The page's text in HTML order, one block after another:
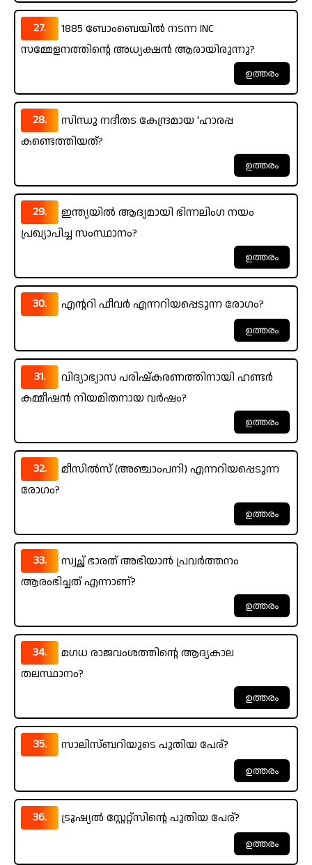
27.
1885 ബോംബെയിൽ നടന്ന INC
സമ്മേളനത്തിന്റെ അധ്യക്ഷൻ ആരായിരുന്നു?
28.
സിന്ധു നദീതട കേന്ദ്രമായ 'ഹാരപ്പ
കണ്ടെത്തിയത്?
29.
ഇന്ത്യയിൽ ആദ്യമായി ഭിന്നലിംഗ നയം
പ്രഖ്യാപിച്ച സംസ്ഥാനം?
30. എന്ററി ഫീവർ എന്നറിയപ്പെടുന്ന രോഗം?
31.
വിദ്യാഭ്യാസ പരിഷ്‌കരണത്തിനായി ഹണ്ടർ
കമ്മീഷൻ നിയമിതനായ വർഷം?
32.
മീസിൽസ് (അഞ്ചാംപനി) എന്നറിയപ്പെടുന്ന
രോഗം?
33.
സ്വച്ഛ് ഭാരത് അഭിയാൻ പ്രവർത്തനം
ആരംഭിച്ചത് എന്നാണ്?
34.
മഗധ രാജവംശത്തിന്റെ ആദ്യകാല
തലസ്ഥാനം?
35. സാലിസ്‌ബറിയുടെ പുതിയ പേര്?
36. ട്രൂഷ്യൽ സ്റ്റേറ്റ്സിന്റെ പുതിയ പേര്?